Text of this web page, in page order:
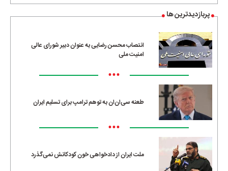
پربازدیدترین ها
انتصاب محسن رضایی به عنوان دبیر شورای عالی
امنیت ملی
•••
طعنه سی‌ان‌ان به توهم ترامپ برای تسلیم ایران
•••
ملت ایران از دادخواهی خون کودکانش نمی‌گذرد